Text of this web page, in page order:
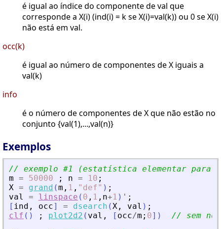
é igual ao índice do componente de val que
corresponde a X(i) (ind(i) = k se X(i)=val(k)) ou 0 se X(i)
não está em val.
occ(k)
é igual ao número de componentes de X iguais a
val(k)
info
é o número de componentes de X que não estão no
conjunto {val(1),...,val(n)}
Exemplos
// exemplo #1 (estatística elementar para
m = 50000 ; n = 10 ;
X = grand (m , 1 , " def" ) ;
val
= linspace ( 0 , 1 , n+1 ) ' ;
[ ind , occ] = dsearch (X , val ) ;
clf ( ) ; plot2d2 ( val , [ occ/m ; 0] )
// sem